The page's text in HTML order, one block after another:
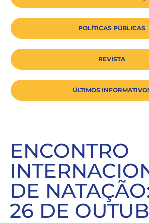
POLÍTICAS PÚBLICAS
REVISTA
ÚLTIMOS
ENCONTRO
DE
26 DE